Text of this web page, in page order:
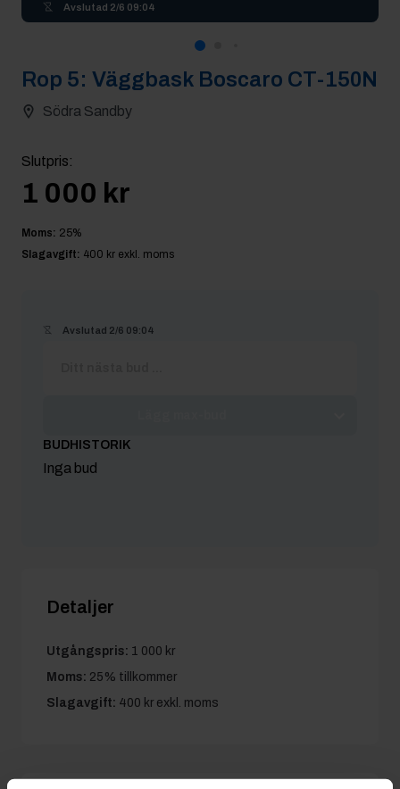
Avslutad 2/6 09:04
Rop 5: Väggbask Boscaro CT-150N
Södra Sandby
Slutpris:
1 000 kr
Moms: 25%
Slagavgift: 400 kr exkl. moms
Avslutad 2/6 09:04
BUDHISTORIK
Inga bud
Detaljer
Utgångspris: 1 000 kr
Moms: 25% tillkommer
Slagavgift: 400 kr exkl. moms